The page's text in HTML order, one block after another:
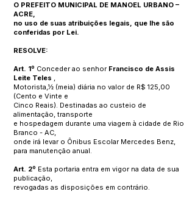
O PREFEITO MUNICIPAL DE MANOEL URBANO –
ACRE,
no uso de suas atribuições legais, que lhe são
conferidas por Lei.
RESOLVE:
Art. 1º Conceder ao senhor Francisco de Assis
Leite Teles ,
Motorista,½ (meia) diária no valor de R$ 125,00
(Cento e Vinte e
Cinco Reais). Destinadas ao custeio de
alimentação, transporte
e hospedagem durante uma viagem à cidade de Rio
Branco - AC,
onde irá levar o Ônibus Escolar Mercedes Benz,
para manutenção anual.
Art. 2º Esta portaria entra em vigor na data de sua
publicação,
revogadas as disposições em contrário.